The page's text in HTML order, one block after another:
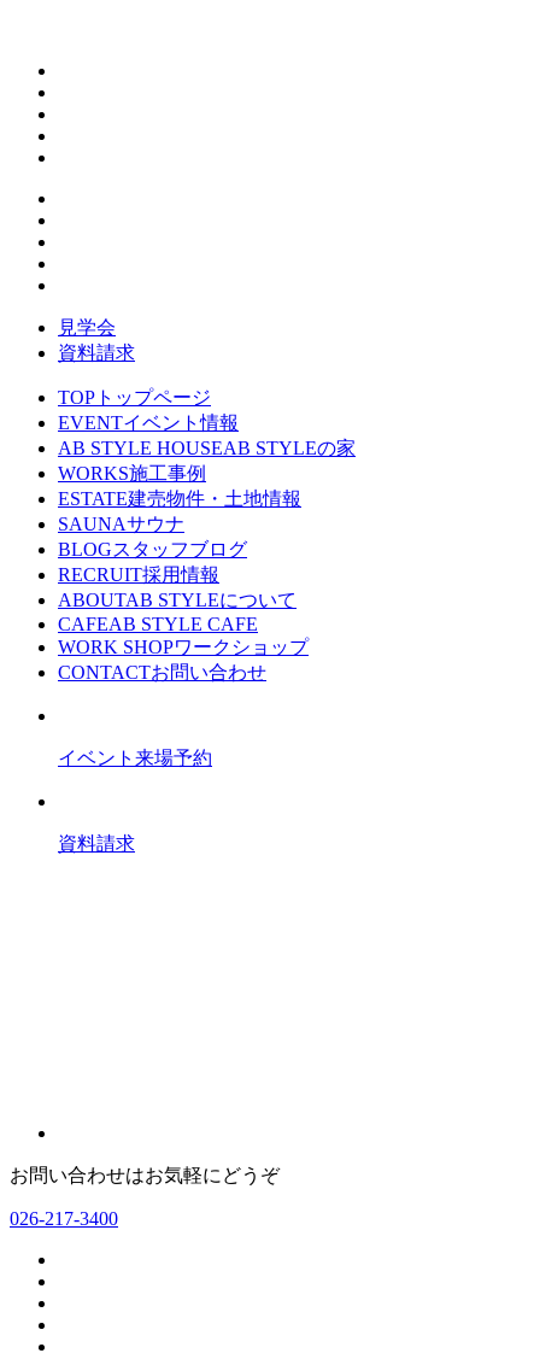
見学会
資料請求
TOP トップページ
EVENTイベント情報
AB STYLE HOUSEAB STYLEの家
WORKS施工事例
ESTATE建売物件・土地情報
SAUNAサウナ
BLOGスタッフブログ
RECRUIT採用情報
ABOUTAB STYLEについて
CAFEAB STYLE CAFE
WORK SHOPワークショップ
CONTACTお問い合わせ
イベント来場予約
資料請求
お問い合わせはお気軽にどうぞ
026-217-3400